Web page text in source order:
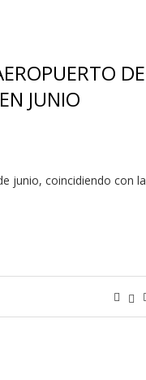
DE
JUNIO
junio, coincidiendo con la